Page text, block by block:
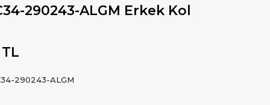
290243-ALGM Erkek Kol
290243-ALGM